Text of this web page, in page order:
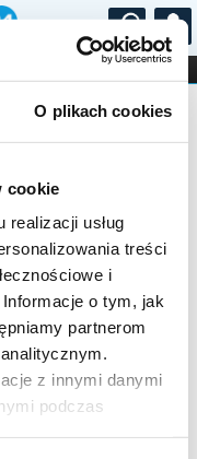
O plikach cookies
cookie
usług
treści
i
o tym, jak
partnerom
z innymi danymi
podczas
...
STAND-UP
wydarzenie